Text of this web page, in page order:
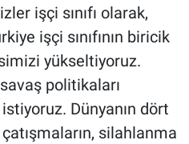
işçi sınıfı olarak,
işçi sınıfının biricik
yükseltiyoruz.
politikaları
Dünyanın dört
silahlanma